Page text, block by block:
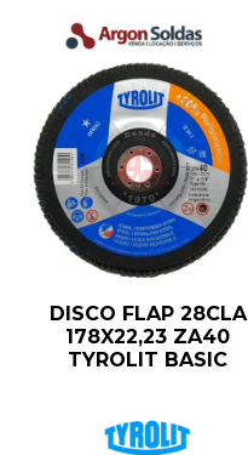
DISCO FLAP 28CLA
178X22,23 ZA40
TYROLIT BASIC